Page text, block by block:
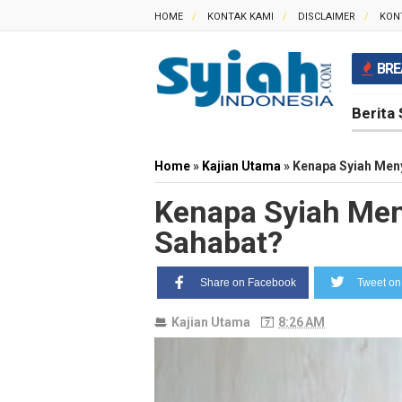
HOME KONTAK KAMI DISCLAIMER
Berita
Home» Kajian Utama » Kenapa Syiah
Kenapa Syiah
Sahabat?
Share on Facebook Tweet
Kajian Utama 8:26 AM